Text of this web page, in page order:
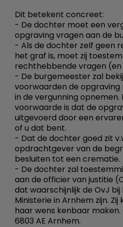
Dit betekent concreet:
- De dochter moet een
opgraving vragen aan de
- Als de dochter zelf geen
het graf is, moet zij
rechthebbende vragen
- De burgemeester zal
voorwaarden de opgraving
in de vergunning opnemen.
voorwaarde is dat de
uitgevoerd door een
of u dat bent.
- Dat de dochter goed zit
opdrachtgever van de
besluiten tot een crematie.
- De dochter zal
aan de officier van justitie
dat waarschijnlijk de OvJ
Ministerie in Arnhem zijn.
haar wens kenbaar maken.
6803 AE Arnhem.